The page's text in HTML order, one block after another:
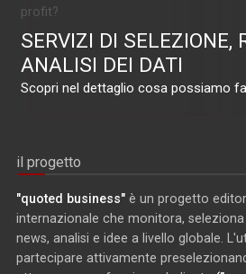
profit?
SERVIZI DI SELEZIONE,
ANALISI DEI DATI
Scopri nel dettaglio cosa possiamo
il progetto
"quoted business" è un progetto
internazionale che monitora,
news, analisi e idee a livello globale.
partecipare attivamente